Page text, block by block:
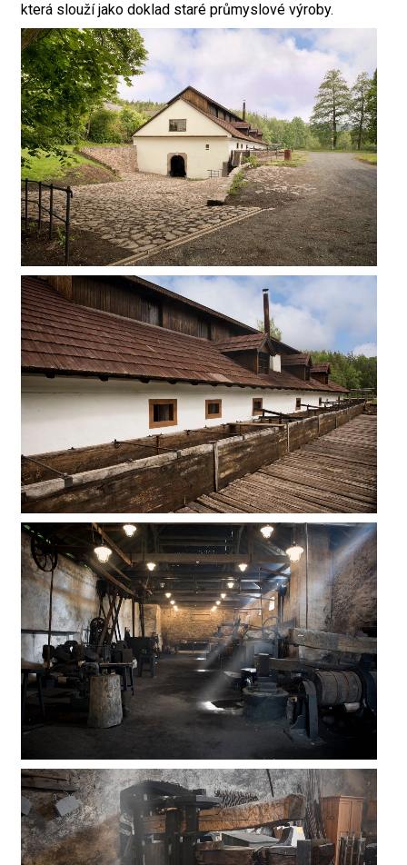
která slouží jako doklad staré průmyslové výroby.